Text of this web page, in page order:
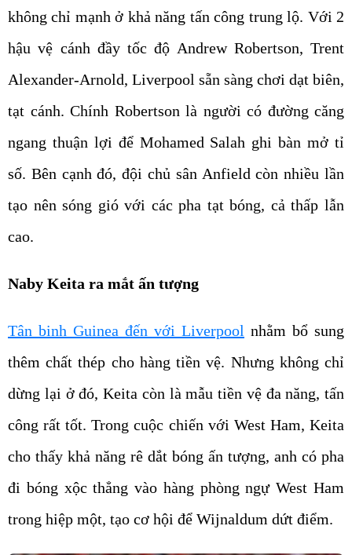
không chỉ mạnh ở khả năng tấn công trung lộ. Với 2
hậu vệ cánh đầy tốc độ Andrew Robertson, Trent
Alexander-Arnold, Liverpool sẵn sàng chơi dạt biên,
tạt cánh. Chính Robertson là người có đường căng
ngang thuận lợi để Mohamed Salah ghi bàn mở tỉ
số. Bên cạnh đó, đội chủ sân Anfield còn nhiều lần
tạo nên sóng gió với các pha tạt bóng, cả thấp lẫn
cao.
Naby Keita ra mắt ấn tượng
Tân binh Guinea đến với Liverpool nhằm bổ sung
thêm chất thép cho hàng tiền vệ. Nhưng không chỉ
dừng lại ở đó, Keita còn là mẫu tiền vệ đa năng, tấn
công rất tốt. Trong cuộc chiến với West Ham, Keita
cho thấy khả năng rê dắt bóng ấn tượng, anh có pha
đi bóng xộc thẳng vào hàng phòng ngự West Ham
trong hiệp một, tạo cơ hội để Wijnaldum dứt điểm.